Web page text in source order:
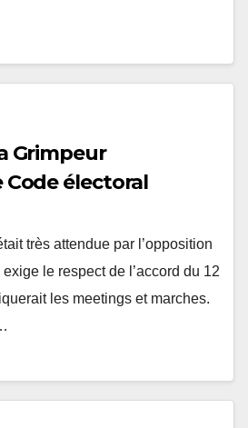
Grimpeur
électoral
très attendue par l’opposition
le respect de l’accord du 12
les meetings et marches.